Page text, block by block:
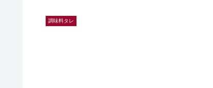
調味料タレ